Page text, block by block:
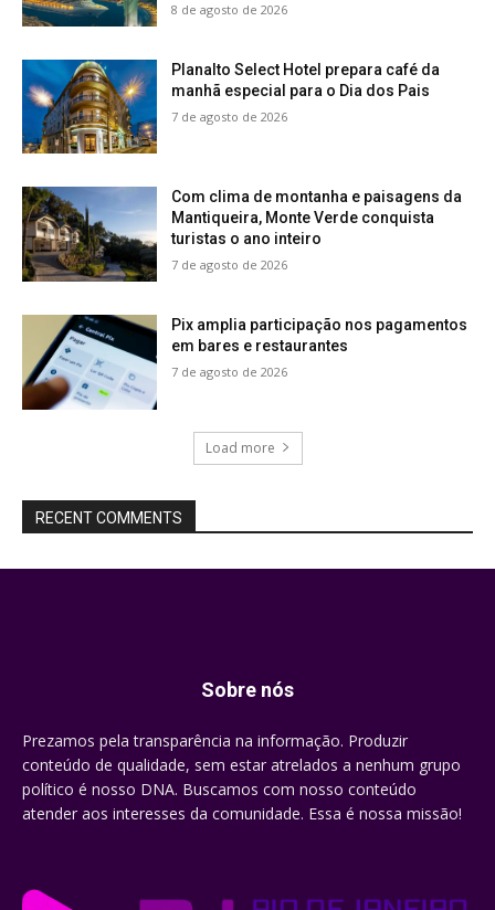
8 de agosto de 2026
Planalto Select Hotel prepara café da
manhã especial para o Dia dos Pais
7 de agosto de 2026
Com clima de montanha e paisagens da
Mantiqueira, Monte Verde conquista
turistas o ano inteiro
7 de agosto de 2026
Pix amplia participação nos pagamentos
em bares e restaurantes
7 de agosto de 2026
Load more
RECENT COMMENTS
Sobre nós
Prezamos pela transparência na informação. Produzir
conteúdo de qualidade, sem estar atrelados a nenhum grupo
político é nosso DNA. Buscamos com nosso conteúdo
atender aos interesses da comunidade. Essa é nossa missão!